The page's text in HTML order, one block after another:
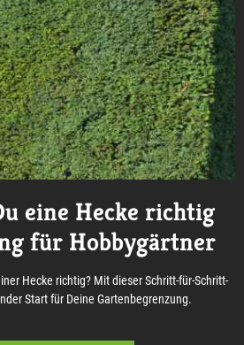
eine Hecke richtig
für Hobbygärtner
Hecke richtig? Mit dieser Schritt-für-Schritt-
Start für Deine Gartenbegrenzung.